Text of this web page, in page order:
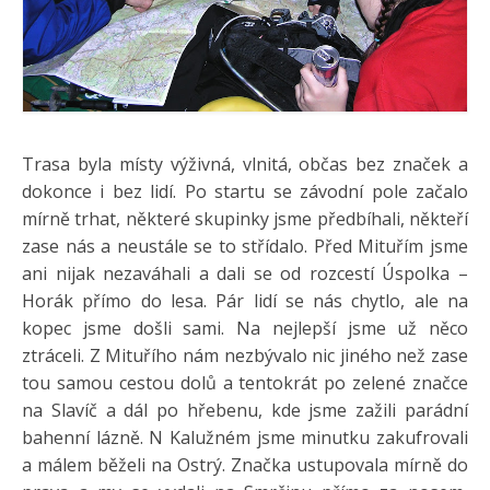
Trasa byla místy výživná, vlnitá, občas bez značek a
dokonce i bez lidí. Po startu se závodní pole začalo
mírně trhat, některé skupinky jsme předbíhali, někteří
zase nás a neustále se to střídalo. Před Mituřím jsme
ani nijak nezaváhali a dali se od rozcestí Úspolka –
Horák přímo do lesa. Pár lidí se nás chytlo, ale na
kopec jsme došli sami. Na nejlepší jsme už něco
ztráceli. Z Mituřího nám nezbývalo nic jiného než zase
tou samou cestou dolů a tentokrát po zelené značce
na Slavíč a dál po hřebenu, kde jsme zažili parádní
bahenní lázně. N Kalužném jsme minutku zakufrovali
a málem běželi na Ostrý. Značka ustupovala mírně do